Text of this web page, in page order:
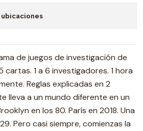
de juegos de investigación de
1 a 6 investigadores. 1 hora
Reglas explicadas en 2
lleva a un mundo diferente en un
en los 80. París en 2018. Una
Pero casi siempre, comienzas la